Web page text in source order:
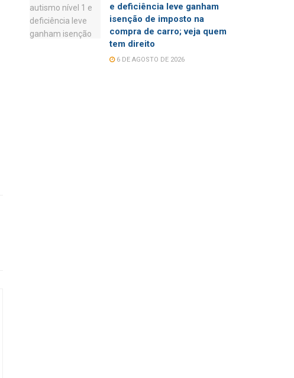
e deficiência leve ganham
isenção de imposto na
compra de carro; veja quem
tem direito
6 DE AGOSTO DE 2026